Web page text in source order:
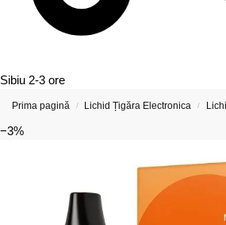
Sibiu 2-3 ore
Prima pagină / Lichid Țigăra Electronica /
−3%